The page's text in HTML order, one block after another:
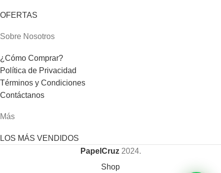
OFERTAS
Sobre Nosotros
¿Cómo Comprar?
Política de Privacidad
Términos y Condiciones
Contáctanos
Más
LOS MÁS VENDIDOS
PapelCruz 2024.
Shop